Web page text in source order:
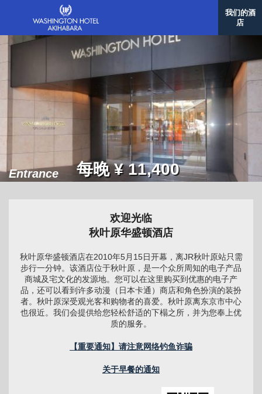
我们的酒
店
Entrance 每晚 ¥ 11,400
欢迎光临
秋叶原华盛顿酒店
秋叶原华盛顿酒店在2010年5月15日开幕，离JR秋叶原站只需
步行一分钟。该酒店位于秋叶原，是一个众所周知的电子产品
商城及宅文化的发源地。您可以在这里购买到优惠的电子产
品，还可以看到许多动漫（日本卡通）商店和角色扮演的装扮
者。秋叶原深受观光客和购物者的喜爱。秋叶原离东京市中心
也很近。我们会提供给您轻松舒适的下榻之所，并为您奉上优
质的服务。
【重要通知】请注意网络钓鱼诈骗
关于早餐的通知